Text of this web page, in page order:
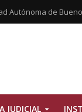
Autónoma de
JUDICIAL